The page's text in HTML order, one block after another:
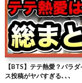
【BTS】テテ熱愛？パラ
ス投稿がヤバすぎる､､､